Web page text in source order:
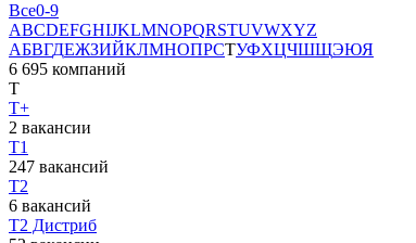
Все0-9
ABCDEFGHIJKLMNOPQRSTUVWXYZ
АБВГДЕЖЗИЙКЛМНОПРСТУФХЦЧШЩЭЮЯ
6 695 компаний
Т
Т+
2 вакансии
Т1
247 вакансий
Т2
6 вакансий
Т2 Дистриб